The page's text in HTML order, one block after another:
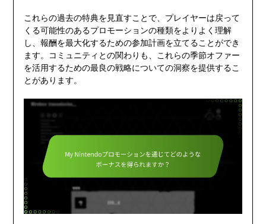
これらの過去の特典を見直すことで、プレイヤーは戻って
くる可能性のあるプロモーションの種類をよりよく理解
し、報酬を最大化するための参加計画を立てることができ
ます。コミュニティとの関わりも、これらの季節オファー
を活用するための最良の戦略についての洞察を提供するこ
とがあります。